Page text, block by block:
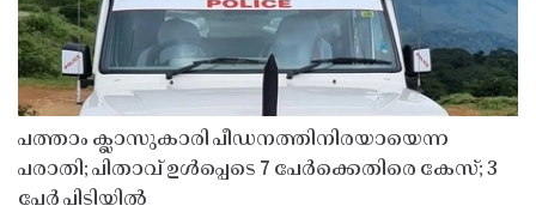
പത്താം ക്ലാസുകാരി പീഡനത്തിനിരയായെന്ന
പരാതി; പിതാവ് ഉൾപ്പെടെ 7 പേർക്കെതിരെ കേസ്; 3
പേർ പിടിയിൽ